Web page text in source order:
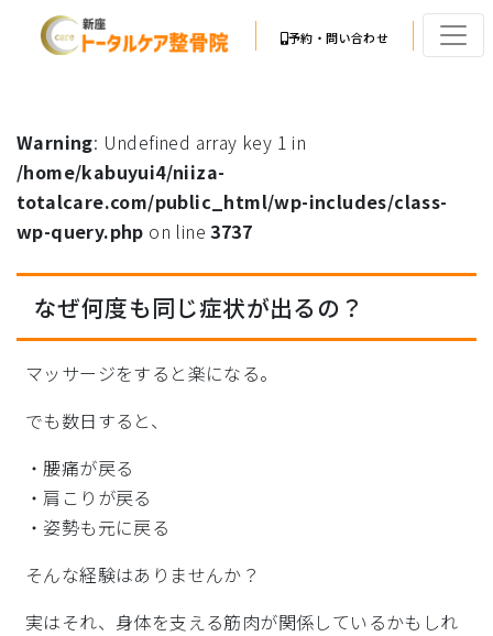
予約・問い合わせ
Warning: Undefined array key 1 in
/home/kabuyui4/niiza-
totalcare.com/public_html/wp-includes/class-
wp-query.php on line3737
なぜ何度も同じ症状が出るの？
マッサージをすると楽になる。
でも数日すると、
・腰痛が戻る
・肩こりが戻る
・姿勢も元に戻る
そんな経験はありませんか？
実はそれ、身体を支える筋肉が関係しているかもしれ